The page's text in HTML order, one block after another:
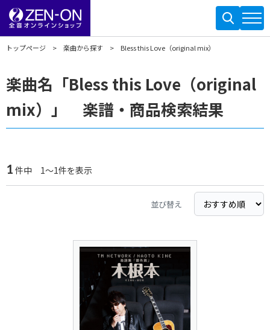
トップページ 楽曲から探す Bless this Love（original mix）
楽曲名「Bless this Love（original
mix）」 楽譜・商品検索結果
1 件中 1～1件を表示
並び替え